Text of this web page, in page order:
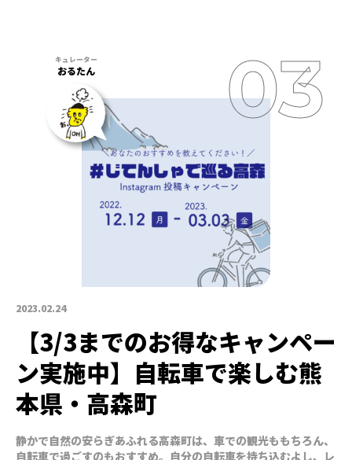
2023.02.24
おるたん
【3/3までのお得なキャンペー
ン実施中】自転車で楽しむ熊
本県・高森町
静かで自然の安らぎあふれる高森町は、車での観光ももちろん、
自転車で過ごすのもおすすめ。自分の自転車を持ち込むよし、レ